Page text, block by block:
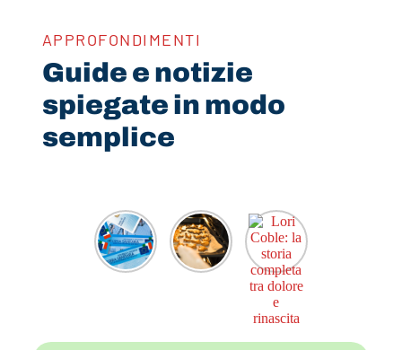
APPROFONDIMENTI
Guide e notizie
spiegate in modo
semplice